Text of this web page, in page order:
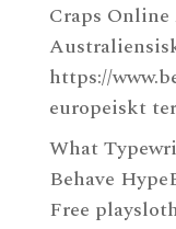
Craps
https://
europeiskt
What
Behave
Free